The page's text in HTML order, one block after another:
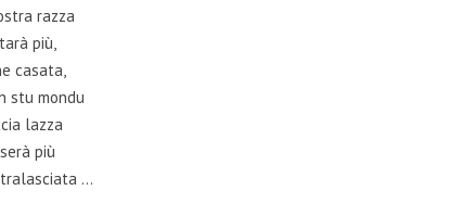
razza
più,
casata,
stu mondu
lazza
più
…